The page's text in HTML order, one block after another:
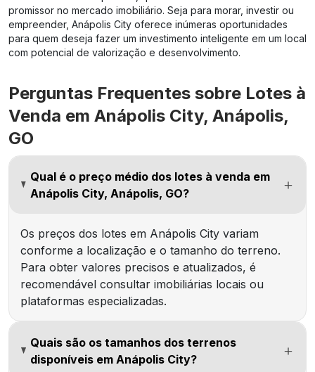
promissor no mercado imobiliário. Seja para morar, investir ou
empreender, Anápolis City oferece inúmeras oportunidades
para quem deseja fazer um investimento inteligente em um local
com potencial de valorização e desenvolvimento.
Perguntas Frequentes sobre Lotes à
Venda em Anápolis City, Anápolis,
GO
Qual é o preço médio dos lotes à venda em
Anápolis City, Anápolis, GO?
Os preços dos lotes em Anápolis City variam
conforme a localização e o tamanho do terreno.
Para obter valores precisos e atualizados, é
recomendável consultar imobiliárias locais ou
plataformas especializadas.
Quais são os tamanhos dos terrenos
disponíveis em Anápolis City?